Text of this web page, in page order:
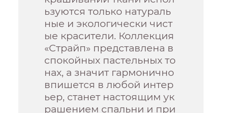
ьзуются только натураль
ные и экологически чист
ые красители. Коллекция
«Страйп» представлена в
спокойных пастельных то
нах, а значит гармонично
впишется в любой интер
ьер, станет настоящим ук
рашением спальни и при